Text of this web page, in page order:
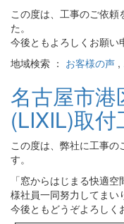
この度は、工事のご依
た。
今後ともよろしくお願い
地域検索 ： お客様の声 ,
名古屋市
(LIXIL)取
この度は、弊社に工事の
す。
「窓からはじまる快適
様社員一同努力してまい
今後ともどうぞよろしく